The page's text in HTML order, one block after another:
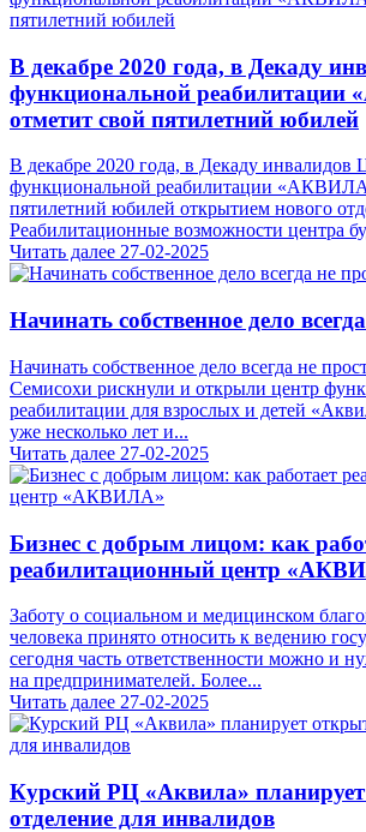
В декабре 2020 года, в Декаду
функциональной
отметит свой пятилетний юбилей
В декабре 2020 года, в Декаду инвалидов
функциональной реабилитации
пятилетний юбилей открытием нового
Реабилитационные возможности центра
Читать далее 27-02-2025
Начинать собственное дело
Начинать собственное дело всегда не
Семисохи рискнули и открыли центр
реабилитации для взрослых и детей
уже несколько лет и...
Читать далее 27-02-2025
Бизнес с добрым лицом: как
реабилитационный центр
Заботу о социальном и медицинском
человека принято относить к ведению
сегодня часть ответственности можно и
на предпринимателей. Более...
Читать далее 27-02-2025
Курский РЦ «Аквила»
отделение для инвалидов